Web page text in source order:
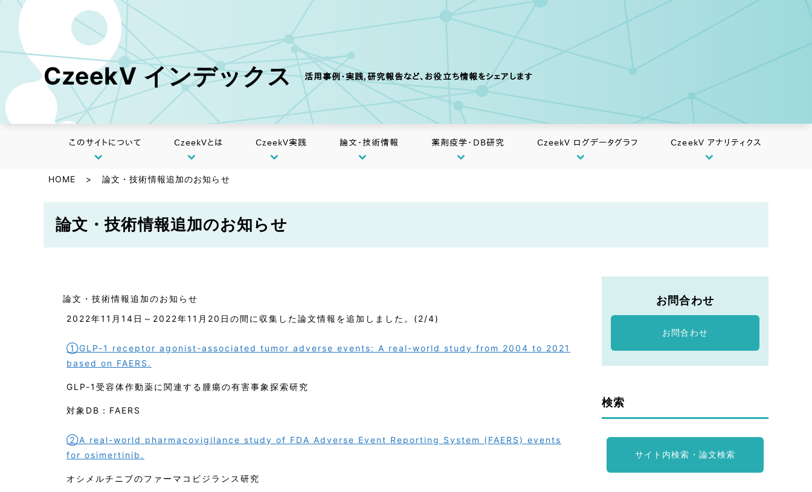
CzeekV インデックス 活用事例・実践,研究報告など、お役立ち情報をシェアします
このサイトについて CzeekVとは CzeekV実践 論文・技術情報 薬剤疫学・DB研究 CzeekV ログデータグラフ CzeekV アナリティクス
HOME > 論文・技術情報追加のお知らせ
論文・技術情報追加のお知らせ
論文・技術情報追加のお知らせ
2022年11月14日～2022年11月20日の間に収集した論文情報を追加しました。(2/4)
①GLP-1 receptor agonist-associated tumor adverse events: A real-world study from 2004 to 2021
based on FAERS.
GLP-1受容体作動薬に関連する腫瘍の有害事象探索研究
対象DB：FAERS
②A real-world pharmacovigilance study of FDA Adverse Event Reporting System (FAERS) events
for osimertinib.
オシメルチニブのファーマコビジランス研究
お問合わせ
お問合わせ
検索
サイト内検索・論文検索